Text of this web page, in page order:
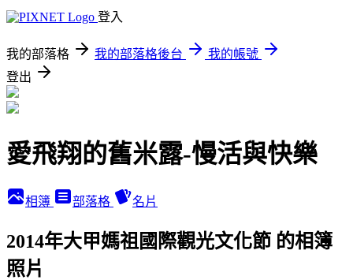
登入
我的部落格 我的部落格後台
我的帳號
登出
愛飛翔的舊米露-慢活與快樂
相簿 部落格 名片
2014年大甲媽祖國際觀光文化節 的相簿
照片